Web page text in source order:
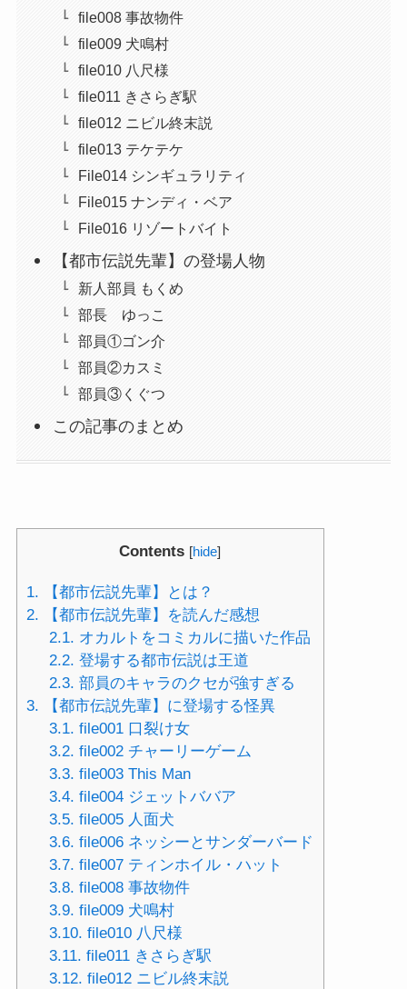
file008 事故物件
file009 犬鳴村
file010 八尺様
file011 きさらぎ駅
file012 ニビル終末説
file013 テケテケ
File014 シンギュラリティ
File015 ナンディ・ベア
File016 リゾートバイト
【都市伝説先輩】の登場人物
新人部員 もくめ
部長 ゆっこ
部員①ゴン介
部員②カスミ
部員③くぐつ
この記事のまとめ
Contents [hide]
1. 【都市伝説先輩】とは？
2. 【都市伝説先輩】を読んだ感想
2.1. オカルトをコミカルに描いた作品
2.2. 登場する都市伝説は王道
2.3. 部員のキャラのクセが強すぎる
3. 【都市伝説先輩】に登場する怪異
3.1. file001 口裂け女
3.2. file002 チャーリーゲーム
3.3. file003 This Man
3.4. file004 ジェットババア
3.5. file005 人面犬
3.6. file006 ネッシーとサンダーバード
3.7. file007 ティンホイル・ハット
3.8. file008 事故物件
3.9. file009 犬鳴村
3.10. file010 八尺様
3.11. file011 きさらぎ駅
3.12. file012 ニビル終末説